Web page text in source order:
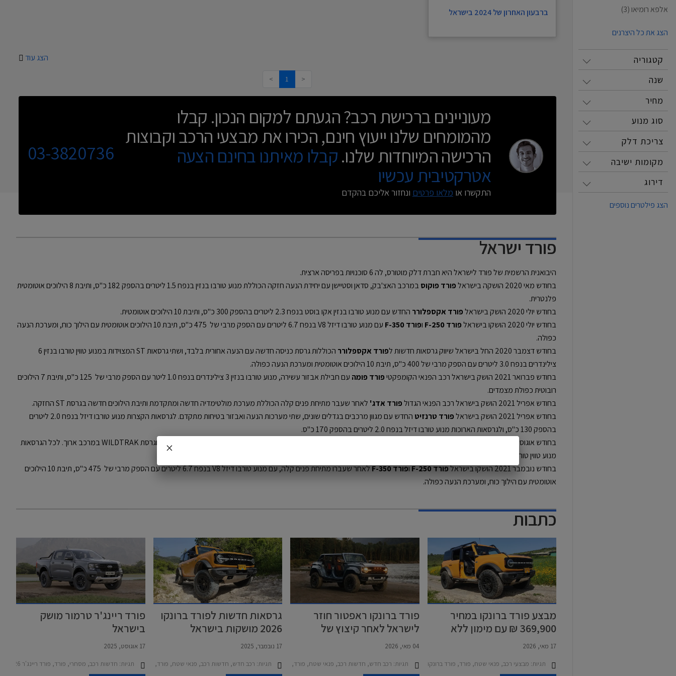
אלפא רומיאו(3)
הצג את כל היצרנים
קטגוריה
שנה
מחיר
סוג מנוע
צריכת דלק
מקומות ישיבה
דירוג
הצג פילטרים נוספים
ברבעון האחרון של 2024 בישראל
הצג עוד
<
1
>
מעוניינים ברכישת רכב? הגעתם למקום הנכון. קבלו
מהמומחים שלנו ייעוץ חינם, הכירו את מבצעי הרכב וקבוצות
הרכישה המיוחדות שלנו.קבלו מאיתנו בחינם הצעה
אטרקטיבית עכשיו
התקשרו או מלאו פרטים ונחזור אליכם בהקדם
03-3820736
פורדישראל
היבואנית הרשמית של פורד לישראל היא חברת דלק מוטורס, לה 6 סוכנויות בפריסה ארצית.
בחודש מאי 2020 הושקה בישראל
פורד פוקוס
במרכב האצ'בק, סדאן וסטיישן עם יחידת הנעה חזקה הכוללת מנוע טורבו בנזין בנפח 1.5 ליטרים בהספק 182 כ"ס, ותיבת 8 הילוכים אוטומטית
פלנטרית.
בחודש יולי 2020 הושק בישראל
פורד אקספלורר החדש עם מנוע טורבו בנזין אקו בוסט בנפח 2.3 ליטרים בהספק 300 כ"ס, ותיבת 10 הילוכים אוטומטית.
בחודש יולי 2020 הושקו בישראל
פורד F-250 ופורד F-350
עם מנוע טורבו דיזל V8 בנפח 6.7 ליטרים עם הספק מרבי של 475 כ"ס, תיבת 10 הילוכים אוטומטית עם הילוך כוח, ומערכת הנעה
כפולה.
בחודש דצמבר 2020 החל בישראל שיווק גרסאות חדשות ל
פורד אקספלורר
הכוללות גרסת כניסה חדשה עם הנעה אחורית בלבד, ושתי גרסאות ST המצוידות במנוע טווין טורבו בנזין 6
צילינדרים בנפח 3.0 ליטרים עם הספק מרבי של 400 כ"ס, תיבת 10 הילוכים אוטומטית ומערכת הנעה כפולה.
בחודש פברואר 2021 הושק בישראל רכב הפנאי הקומפקטי
פורד פומה
עם חבילת אבזור עשירה, מנוע טורבו בנזין 3 צילינדרים בנפח 1.0 ליטר עם הספק מרבי של 125 כ"ס, ותיבת 7 הילוכים
רובוטית כפולת מצמדים.
בחודש אפריל 2021 הושק בישראל רכב הפנאי הגדול
פורד אדג' לאחר שעבר מתיחת פנים קלה הכוללת מערכת מולטימדיה חדשה ומתקדמת ותיבת הילוכים חדשה בגרסת ST החזקה.
בחודש אפריל 2021 הושק בישראל
פורד טרנזיט
החדש עם מגוון מרכבים בגדלים שונים, שתי מערכות הנעה ואבזור בטיחות מתקדם. לגרסאות הקצרות מנוע טורבו דיזל בנפח 2.0 ליטרים
בהספק 130 כ"ס, ולגרסאות הארוכות מנוע טורבו דיזל בנפח 2.0 ליטרים בהספק 170 כ"ס.
בחודש אוגוסט 2021 נפתחה המכירה המוקדמת של רכב השטח
בגרסאות OUTER BANKS, BADLANDS במרכב קצר וארוך, וגרסת WILDTRAK במרכב ארוך. לכל הגרסאות
מנוע טווין טורבו V6 בנפח 2.7 ליטרים עם הספק מרבי של 330 כ"ס.
בחודש נובמבר 2021 הושקו בישראל
פורד F-250 ופורד F-350
לאחר שעברו מתיחת פנים קלה, עם מנוע טורבו דיזל V8 בנפח 6.7 ליטרים עם הספק מרבי של 475 כ"ס, תיבת 10 הילוכים
אוטומטית עם הילוך כוח, ומערכת הנעה כפולה.
כתבות
מבצע פורד ברונקו במחיר
369,900 ₪ עם מימון ללא
ריבית
17 מאי, 2026
תגיות: מבצעי רכב, פנאי שטח, פורד, פורד ברונקו 2022-2026
פורד ברונקו ראפטור חוזר
לישראל לאחר קיצוץ של
106,000 ₪ מהמחיר
04 מאי, 2026
תגיות: רכב חדש, חדשות רכב, פנאי שטח, פורד, פורד ברונקו 2022-2026, מחירון רכב
גרסאות חדשות לפורד ברונקו
2026 מושקות בישראל
17 נובמבר, 2025
תגיות: רכב חדש, חדשות רכב, פנאי שטח, פורד, פורד ברונקו 2022-2026, מחירון רכב
פורד ריינג'ר טרמור מושק
בישראל
17 אוגוסט, 2025
תגיות: חדשות רכב, מסחרי, פורד, פורד ריינג'ר 2023-2026, מחירון רכב
×